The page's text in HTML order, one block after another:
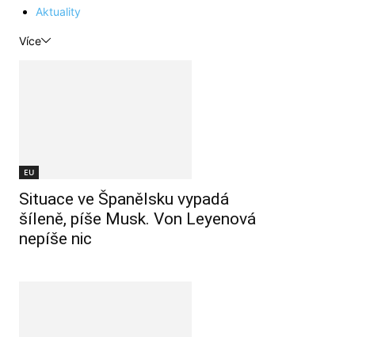
Aktuality
Více
EU
Situace ve Španělsku vypadá
šíleně, píše Musk. Von Leyenová
nepíše nic